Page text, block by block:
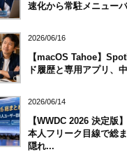
速化から常駐メニュー
2026/06/16
【macOS Tahoe】
ド履歴と専用アプリ、
2026/06/14
【WWDC 2026 決定版
本人フリーク目線で総
隠れ...